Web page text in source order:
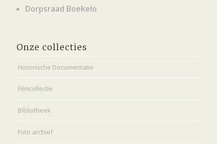
Dorpsraad Boekelo
Onze collecties
Historische Documentatie
Filmcollectie
Bibliotheek
Foto archief